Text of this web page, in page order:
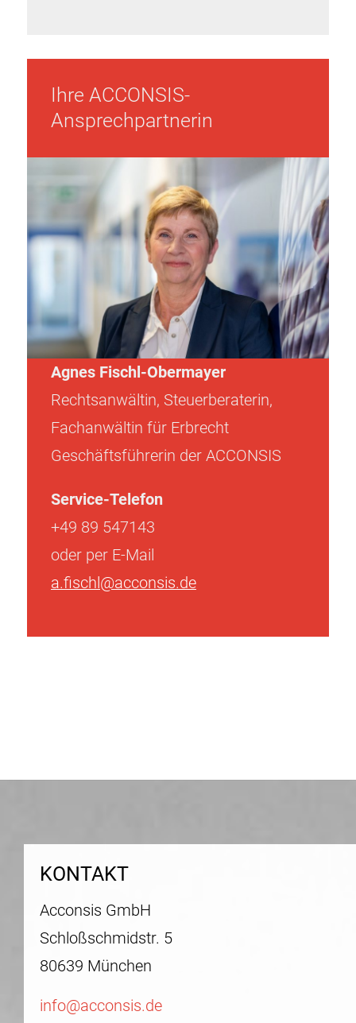
Ihre ACCONSIS-
Ansprechpartnerin
Agnes Fischl-Obermayer
Rechtsanwältin, Steuerberaterin,
Fachanwältin für Erbrecht
Geschäftsführerin der ACCONSIS
Service-Telefon
+49 89 547143
oder per E-Mail
a.fischl@acconsis.de
KONTAKT
Acconsis GmbH
Schloßschmidstr. 5
80639 München
info@acconsis.de